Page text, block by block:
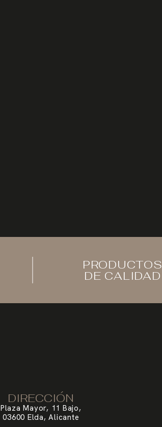
PRODUCTOS
DE CALIDAD
DIRECCIÓN
Plaza Mayor, 11 Bajo,
03600 Elda, Alicante